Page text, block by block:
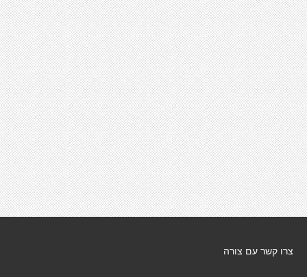
צרו קשר עם צורה